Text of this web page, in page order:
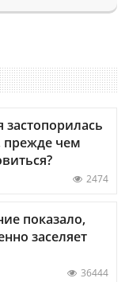
прежде чем
2474
показало,
заселяет
36444